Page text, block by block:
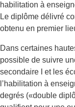
habilitation à
Le diplôme délivré
obtenu en premier
Dans certaines
possible de suivre
secondaire I et les
l’habilitation à
degrés («double